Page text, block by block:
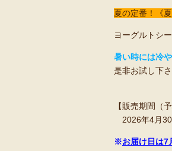
夏の定番！《
ヨーグルトシ
暑い時には冷
是非お試し下
【販売期間（予
2026年4月
※お届け日は7